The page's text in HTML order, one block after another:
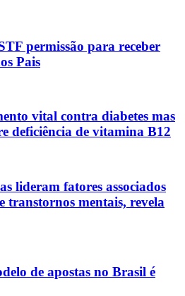
permissão para receber
Pais
vital contra diabetes mas
deficiência de vitamina B12
lideram fatores associados
transtornos mentais, revela
de apostas no Brasil é